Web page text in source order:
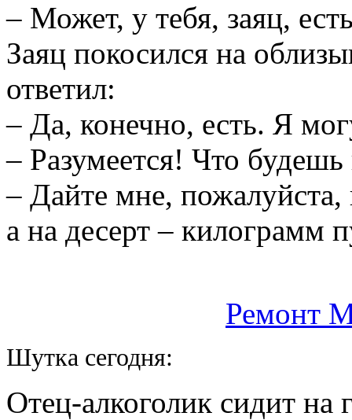
– Может, у тебя, заяц,
Заяц покосился на
ответил:
– Да, конечно, есть. Я
– Разумеется! Что
– Дайте мне,
а на десерт – килограмм
Ремонт
Шутка сегодня:
Отец-алкоголик сидит на